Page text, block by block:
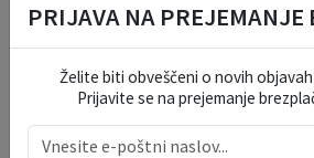
VARSTVO OSEBNIH
PRIJAVA NA PREJEMANJE
Želite biti obveščeni o novih
Prijavite se na prejemanje